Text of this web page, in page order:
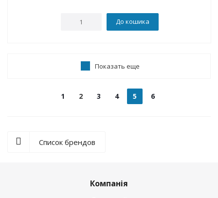
До кошика
Показать еще
1 2 3 4 5 6
Список брендов
Компанія